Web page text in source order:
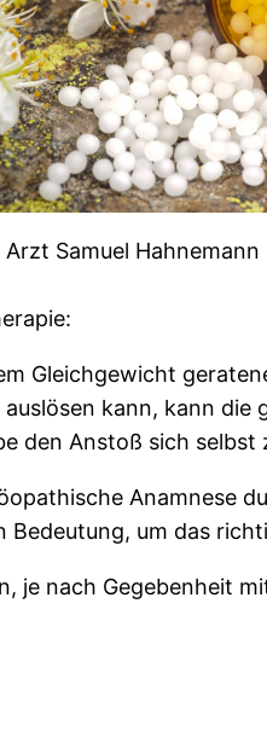
Samuel Hahnemann
Gleichgewicht
kann, kann
den Anstoß sich selbst
Anamnese
um das
je nach Gegebenheit